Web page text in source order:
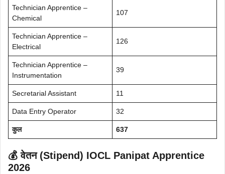
Technician Apprentice –
Chemical
107
Technician Apprentice –
Electrical
126
Technician Apprentice –
Instrumentation
39
Secretarial Assistant 11
Data Entry Operator 32
कुल 637
💰 वेतन (Stipend) IOCL Panipat Apprentice
2026